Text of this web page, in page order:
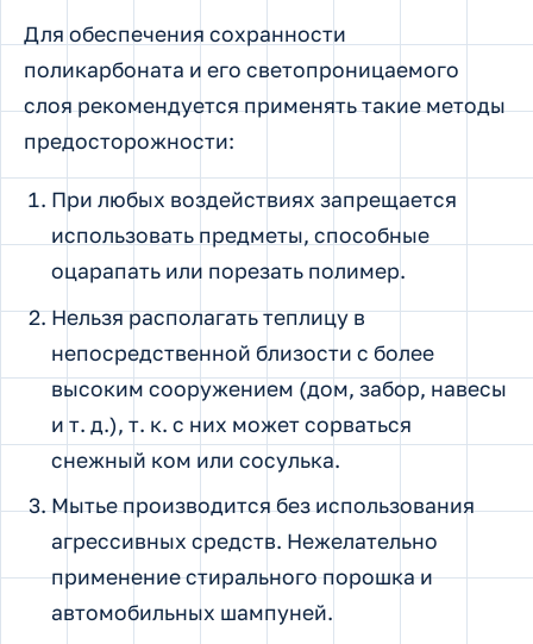
Для обеспечения сохранности
поликарбоната и его светопроницаемого
слоя рекомендуется применять такие методы
предосторожности:
При любых воздействиях запрещается
использовать предметы, способные
оцарапать или порезать полимер.
Нельзя располагать теплицу в
непосредственной близости с более
высоким сооружением (дом, забор, навесы
и т. д.), т. к. с них может сорваться
снежный ком или сосулька.
Мытье производится без использования
агрессивных средств. Нежелательно
применение стирального порошка и
автомобильных шампуней.